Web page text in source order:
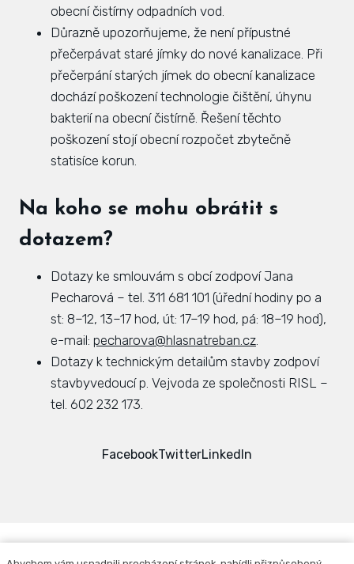
obecní čistírny odpadních vod.
Důrazně upozorňujeme, že není přípustné
přečerpávat staré jímky do nové kanalizace. Při
přečerpání starých jímek do obecní kanalizace
dochází poškození technologie čištění, úhynu
bakterií na obecní čistírně. Řešení těchto
poškození stojí obecní rozpočet zbytečně
statisíce korun.
Na koho se mohu obrátit s
dotazem?
Dotazy ke smlouvám s obcí zodpoví Jana
Pecharová – tel. 311 681 101 (úřední hodiny po a
st: 8–12, 13–17 hod, út: 17–19 hod, pá: 18–19 hod),
e-mail: pecharova@hlasnatreban.cz.
Dotazy k technickým detailům stavby zodpoví
stavbyvedoucí p. Vejvoda ze společnosti RISL –
tel. 602 232 173.
FacebookTwitterLinkedIn